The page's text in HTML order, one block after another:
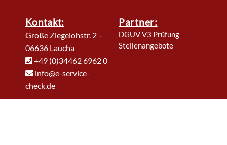
Kontakt:
Große Ziegelohstr. 2 –
06636 Laucha
+49 (0)34462 6962 0
info@e-service-
check.de
Partner:
DGUV V3 Prüfung
Stellenangebote